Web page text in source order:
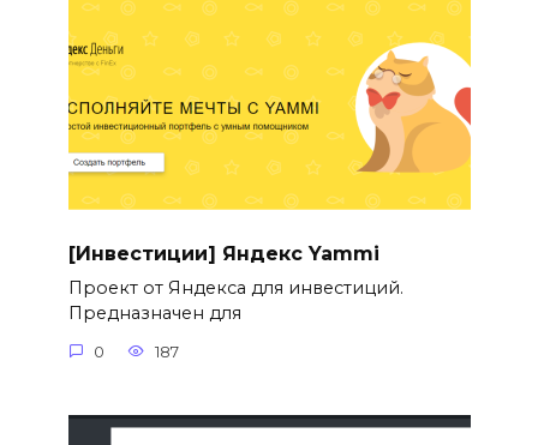
[Инвестиции] Яндекс Yammi
Проект от Яндекса для инвестиций.
Предназначен для
0 187